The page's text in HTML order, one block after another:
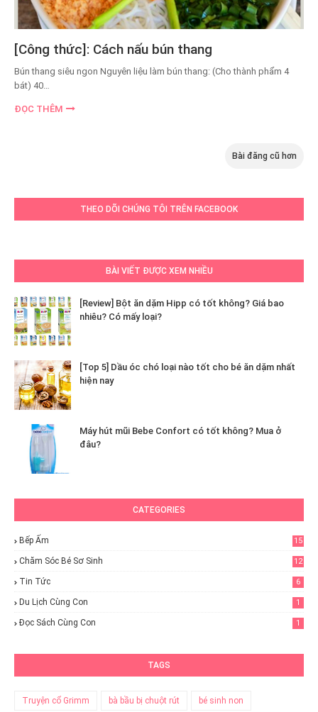
[Công thức]: Cách nấu bún thang
Bún thang siêu ngon Nguyên liệu làm bún thang: (Cho thành phẩm 4
bát) 40…
ĐỌC THÊM
Bài đăng cũ hơn
THEO DÕI CHÚNG TÔI TRÊN FACEBOOK
BÀI VIẾT ĐƯỢC XEM NHIỀU
[Review] Bột ăn dặm Hipp có tốt không? Giá bao
nhiêu? Có mấy loại?
[Top 5] Dầu óc chó loại nào tốt cho bé ăn dặm nhất
hiện nay
Máy hút mũi Bebe Confort có tốt không? Mua ở
đâu?
CATEGORIES
Bếp Ấm 15
Chăm Sóc Bé Sơ Sinh 12
Tin Tức 6
Du Lịch Cùng Con 1
Đọc Sách Cùng Con 1
TAGS
Truyện cổ Grimm bà bầu bị chuột rút bé sinh non